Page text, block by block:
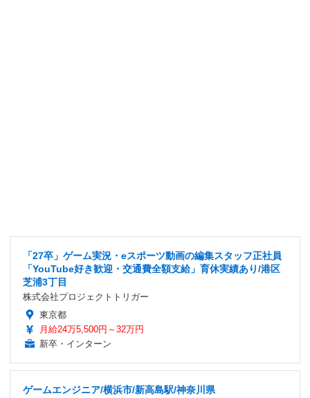
「27卒」ゲーム実況・eスポーツ動画の編集スタッフ正社員
「YouTube好き歓迎・交通費全額支給」育休実績あり/港区
芝浦3丁目
株式会社プロジェクトトリガー
東京都
月給24万5,500円～32万円
新卒・インターン
ゲームエンジニア/横浜市/新高島駅/神奈川県